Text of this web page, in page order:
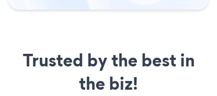
Trusted by the best in
the biz!